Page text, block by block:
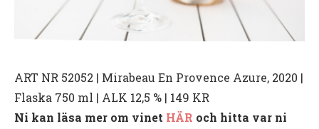
ART NR 52052 | Mirabeau En Provence Azure, 2020 |
Flaska 750 ml | ALK 12,5 % | 149 KR
Ni kan läsa mer om vinet HÄR och hitta var ni